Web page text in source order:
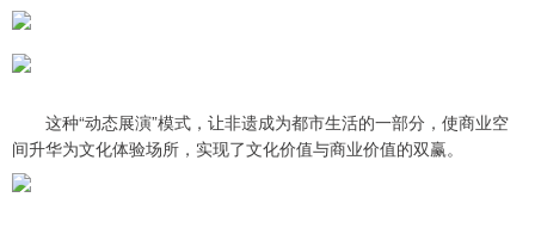
这种“动态展演”模式，让非遗成为都市生活的一部分，使商业空
间升华为文化体验场所，实现了文化价值与商业价值的双赢。